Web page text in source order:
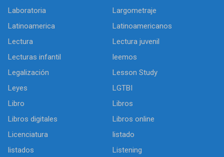
Laboratoria
Largometraje
Latinoamerica
Latinoamericanos
Lectura
Lectura juvenil
Lecturas infantil
leemos
Legalización
Lesson Study
Leyes
LGTBI
Libro
Libros
Libros digitales
Libros online
Licenciatura
listado
listados
Listening